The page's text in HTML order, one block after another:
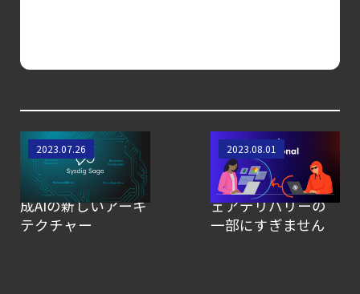
セキュリティ運用の効率化を実現するSysdig
【お知らせ】
ブログを更新しました
【ブログ】AI が
2026
アシスタント以上の
存在 - クラウドセキ
ュリティにおける生
成AIの新しいアーキ
テクチャー
2023.07.26
シフトレフトは金
融サービスにおけ
る安全なソフトウ
ェアデリバリーの
一部にすぎません
2023.08.01